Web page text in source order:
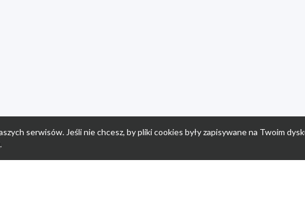
serwisów. Jeśli nie chcesz, by pliki cookies były zapisywane na Twoim
.